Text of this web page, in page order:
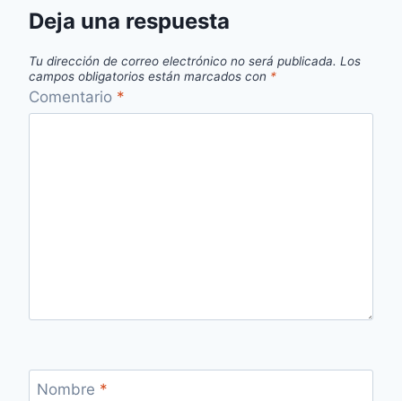
Deja una respuesta
Tu dirección de correo electrónico no será publicada. Los
campos obligatorios están marcados con *
Comentario *
Nombre *